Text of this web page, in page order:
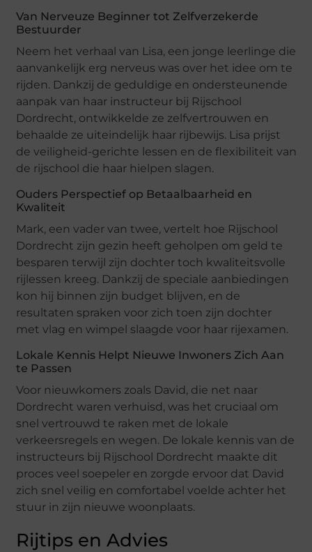
Van Nerveuze Beginner tot Zelfverzekerde
Bestuurder
Neem het verhaal van Lisa, een jonge leerlinge die
aanvankelijk erg nerveus was over het idee om te
rijden. Dankzij de geduldige en ondersteunende
aanpak van haar instructeur bij Rijschool
Dordrecht, ontwikkelde ze zelfvertrouwen en
behaalde ze uiteindelijk haar rijbewijs. Lisa prijst
de veiligheid-gerichte lessen en de flexibiliteit van
de rijschool die haar hielpen slagen.
Ouders Perspectief op Betaalbaarheid en
Kwaliteit
Mark, een vader van twee, vertelt hoe Rijschool
Dordrecht zijn gezin heeft geholpen om geld te
besparen terwijl zijn dochter toch kwaliteitsvolle
rijlessen kreeg. Dankzij de speciale aanbiedingen
kon hij binnen zijn budget blijven, en de
resultaten spraken voor zich toen zijn dochter
met vlag en wimpel slaagde voor haar rijexamen.
Lokale Kennis Helpt Nieuwe Inwoners Zich Aan
te Passen
Voor nieuwkomers zoals David, die net naar
Dordrecht waren verhuisd, was het cruciaal om
snel vertrouwd te raken met de lokale
verkeersregels en wegen. De lokale kennis van de
instructeurs bij Rijschool Dordrecht maakte dit
proces veel soepeler en zorgde ervoor dat David
zich snel veilig en comfortabel voelde achter het
stuur in zijn nieuwe woonplaats.
Rijtips en Advies